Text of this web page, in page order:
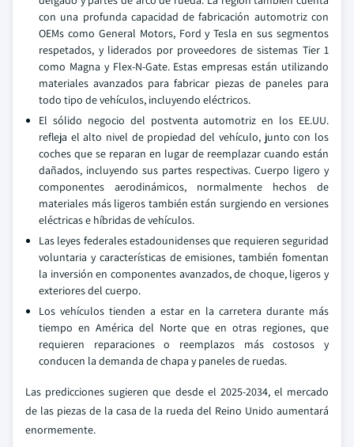
con una profunda capacidad de fabricación automotriz con
OEMs como General Motors, Ford y Tesla en sus segmentos
respetados, y liderados por proveedores de sistemas Tier 1
como Magna y Flex-N-Gate. Estas empresas están utilizando
materiales avanzados para fabricar piezas de paneles para
todo tipo de vehículos, incluyendo eléctricos.
El sólido negocio del postventa automotriz en los EE.UU.
refleja el alto nivel de propiedad del vehículo, junto con los
coches que se reparan en lugar de reemplazar cuando están
dañados, incluyendo sus partes respectivas. Cuerpo ligero y
componentes aerodinámicos, normalmente hechos de
materiales más ligeros también están surgiendo en versiones
eléctricas e híbridas de vehículos.
Las leyes federales estadounidenses que requieren seguridad
voluntaria y características de emisiones, también fomentan
la inversión en componentes avanzados, de choque, ligeros y
exteriores del cuerpo.
Los vehículos tienden a estar en la carretera durante más
tiempo en América del Norte que en otras regiones, que
requieren reparaciones o reemplazos más costosos y
conducen la demanda de chapa y paneles de ruedas.
Las predicciones sugieren que desde el 2025-2034, el mercado
de las piezas de la casa de la rueda del Reino Unido aumentará
enormemente.